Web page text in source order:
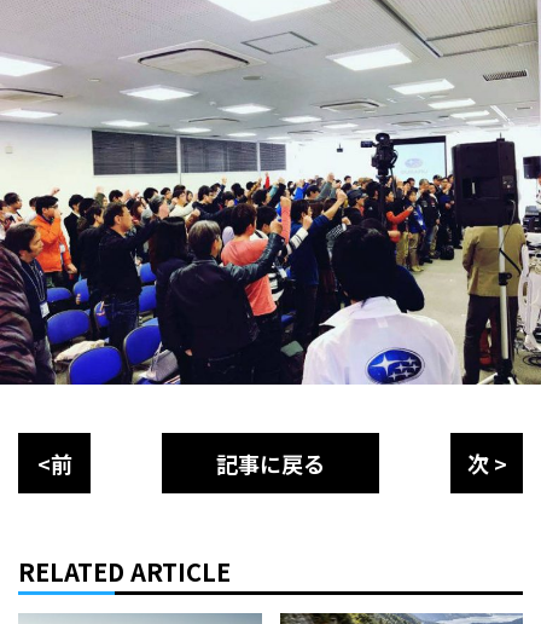
<前 記事に戻る 次 >
RELATED ARTICLE